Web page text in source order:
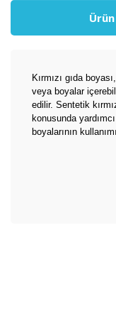
Kırmızı gıda
veya boyalar
edilir. Sentetik
konusunda
boyalarının